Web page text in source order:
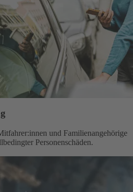
und Familienangehörige
Personenschäden.